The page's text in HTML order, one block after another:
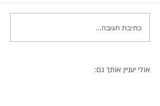
כתיבת תגובה...
אולי יעניין אותך גם: